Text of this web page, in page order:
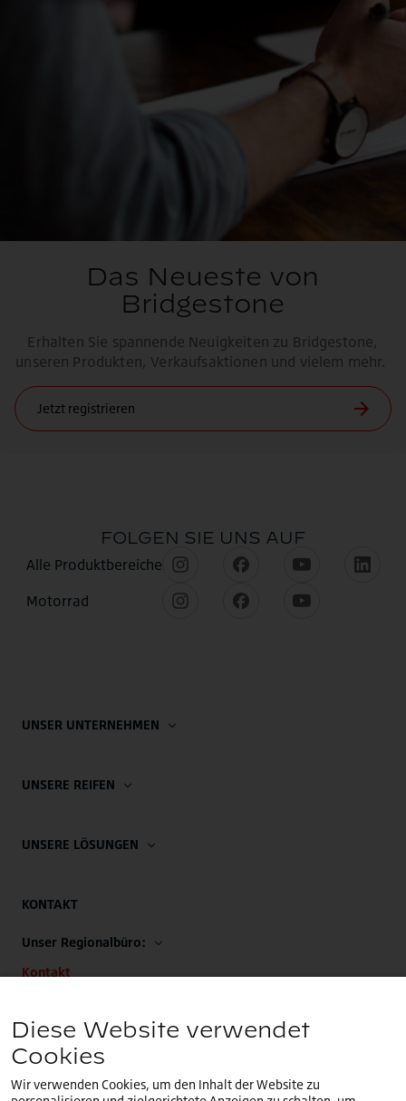
UNSER UNTERNEHMEN
UNSERE REIFEN
UNSERE LÖSUNGEN
KONTAKT
Unser Regionalbüro:
Kontakt
+32 (0)2.714.67.00
Diese Website verwendet
Cookies
Wir verwenden Cookies, um den Inhalt der Website zu